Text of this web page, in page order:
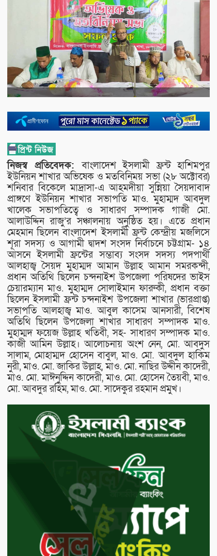
নিজস্ব প্রতিবেদক:বাংলাদেশ ইসলামী ফ্রন্ট হাশিমপুর
ইউনিয়ন শাখার অভিষেক ও মতবিনিময় সভা (২৮ অক্টোবর)
শনিবার বিকেলে মাদ্রাসা-এ আহমদীয়া সুন্নিয়া সৈয়দাবাদ
প্রাঙ্গণে ইউনিয়ন শাখার সভাপতি মাও. মুহাম্মদ আবদুল
খালেক সভাপতিত্বে ও সাধারণ সম্পাদক গাজী মো.
আলাউদ্দিন রাজু’র সঞ্চালনায় অনুষ্ঠিত হয়। এতে প্রধান
মেহমান ছিলেন বাংলাদেশ ইসলামী ফ্রন্ট কেন্দ্রীয় মজলিসে
শূরা সদস্য ও আগামী দ্বাদশ সংসদ নির্বাচনে চট্টগ্রাম- ১৪
আসনে ইসলামী ফ্রন্টের সম্ভাব্য সংসদ সদস্য পদপার্থী
আলহাজ্ব সৈয়দ মুহাম্মদ আমান উল্লাহ আমান সমরকন্দী,
প্রধান অতিথি ছিলেন চন্দনাইশ উপজেলা পরিষদের ভাইস
চেয়ারম্যান মাও. মুহাম্মদ সোলাইমান ফারুকী, প্রধান বক্তা
ছিলেন ইসলামী ফ্রন্ট চন্দনাইশ উপজেলা শাখার (ভারপ্রাপ্ত)
সভাপতি আলহাজ্ব মাও. আবুল কাসেম আনসারী, বিশেষ
অতিথি ছিলেন উপজেলা শাখার সাধারণ সম্পাদক মাও.
মুহাম্মদ ফয়েজ উল্লাহ খতিবী, সহ- সাধারণ সম্পাদক মাও.
কাজী আমিন উল্লাহ। আলোচনায় অংশ নেন, মো. আবদুস
সালাম, মোহাম্মদ হোসেন বাবুল, মাও. মো. আবদুল হাকিম
নুরী, মাও. মো. জাকির উল্লাহ, মাও. মো. নাছির উদ্দীন কাদেরী,
মাও. মো. মাঈনুদ্দিন কাদেরী, মাও. মো. হোসেন তৈয়বী, মাও.
মো. আবদুর রহিম, মাও. মো. সাদেকুর রহমান প্রমুখ।